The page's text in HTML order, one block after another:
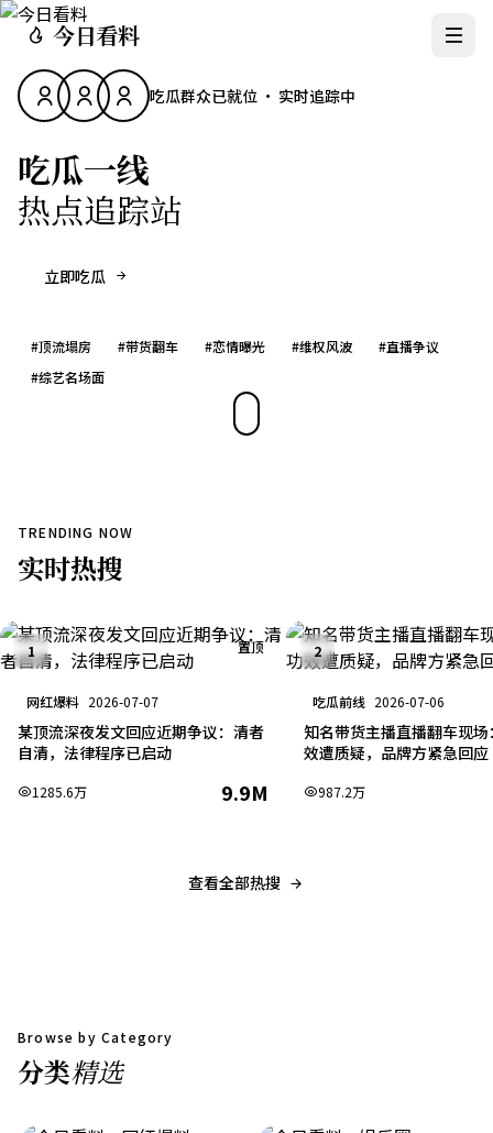
今日看料
吃瓜群众已就位 · 实时追踪中
吃瓜一线
热点追踪站
立即吃瓜
#顶流塌房 #带货翻车 #恋情曝光 #维权风波 #直播争议
#综艺名场面
TRENDING NOW
实时热搜
1 置顶
网红爆料 2026-07-07
某顶流深夜发文回应近期争议：清者
自清，法律程序已启动
1285.6万 9.9M
2
吃瓜前线 2026-07-06
知名带货主播直播翻车现
效遭质疑，品牌方紧急回应
987.2万
查看全部热搜
Browse by Category
分类精选